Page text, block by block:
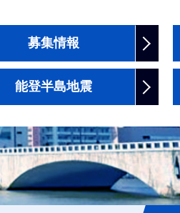
募集情報
能登半島地震